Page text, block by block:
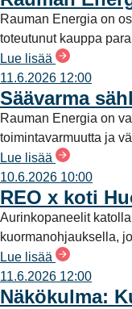
Rauman Energia on
toteutunut kauppa
Lue lisää
11.6.2026 12:00
Säävarma
Rauman Energia on
toimintavarmuutta ja
Lue lisää
10.6.2026 10:00
REO x koti
Aurinkopaneelit
kuormanohjauksella,
Lue lisää
11.6.2026 12:00
Näkökulma: